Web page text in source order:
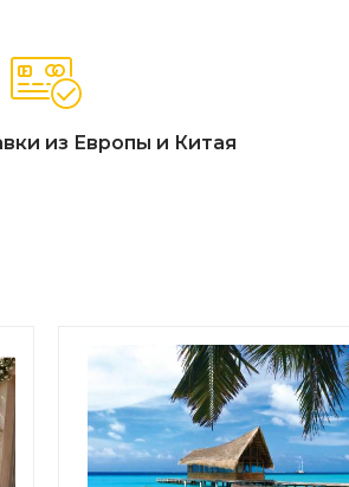
из Европы и Китая